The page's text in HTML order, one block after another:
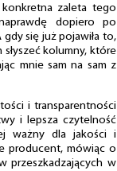
zaleta tego
dopiero po
się już pojawiła to,
słyszeć kolumny, które
mnie sam na sam z
i transparentności
i lepsza czytelność
ważny dla jakości i
producent, mówiąc o
przeszkadzających w